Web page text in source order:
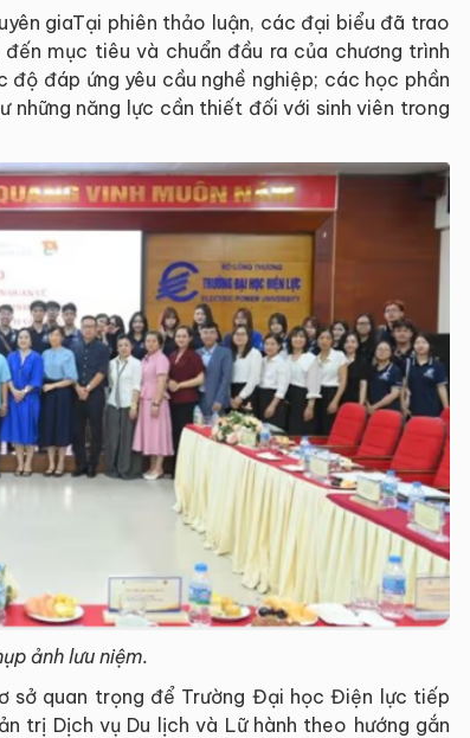
giaTại phiên thảo luận, các đại biểu đã trao
mục tiêu và chuẩn đầu ra của chương trình
đáp ứng yêu cầu nghề nghiệp; các học phần
những năng lực cần thiết đối với sinh viên trong
ảnh lưu niệm.
sở quan trọng để Trường Đại học Điện lực tiếp
trị Dịch vụ Du lịch và Lữ hành theo hướng gắn